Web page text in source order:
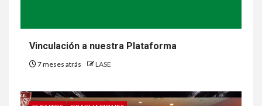
Vinculación a nuestra Plataforma
7 meses atrás LASE